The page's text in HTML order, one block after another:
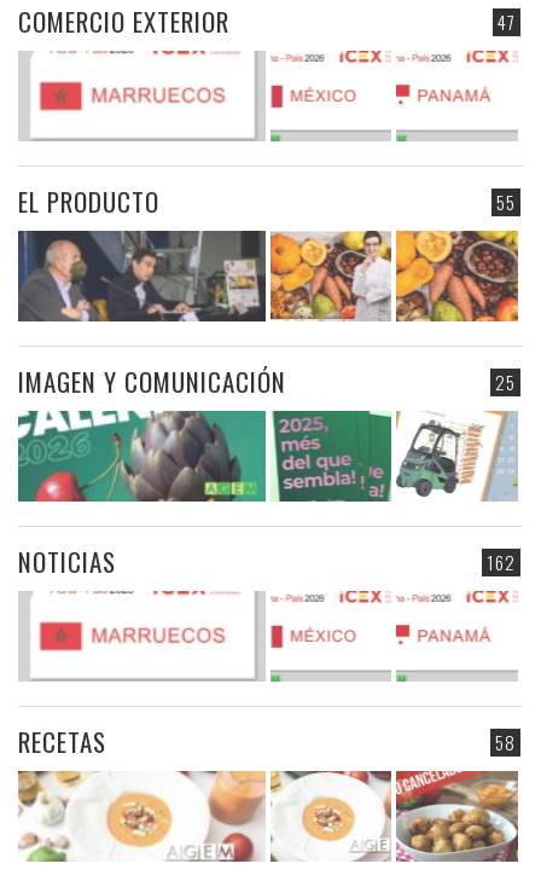
47
COMERCIO EXTERIOR
55
EL PRODUCTO
25
IMAGEN Y COMUNICACIÓN
162
NOTICIAS
58
RECETAS